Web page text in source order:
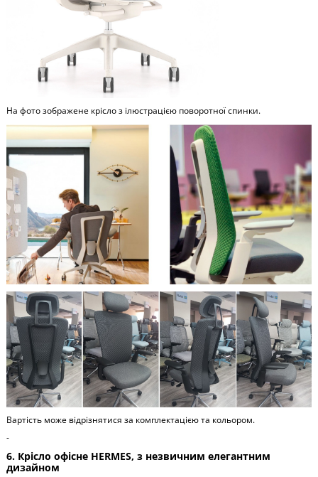
На фото зображене крісло з ілюстрацією поворотної спинки.
Вартість може відрізнятися за комплектацією та кольором.
-
6. Крісло офісне HERMES, з незвичним елегантним
дизайном